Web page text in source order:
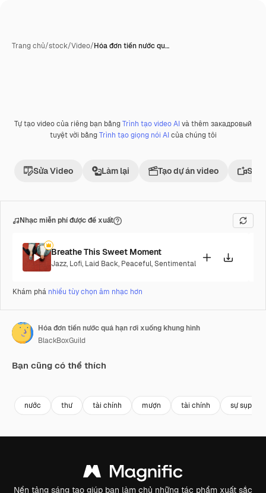
Trang chủ/stock/Video/Hóa đơn tiền nước qu…
Phần thưởng
Tự tạo video của riêng bạn bằngTrình tạo video AIvà thêm закадровый
tuyệt vời bằngTrình tạo giọng nói AIcủa chúng tôi
Sửa Video Làm lại Tạo dự án video Sử
Nhạc miễn phí được đề xuất
Breathe This Sweet Moment
Jazz, Lofi, Laid Back, Peaceful,Sentimental
Khám phá nhiều tùy chọn âm nhạc hơn
Hóa đơn tiền nước quá hạn rơi xuống khung hình
BlackBoxGuild
Bạn cũng có thể thích
nước thư tài chính mượn tài chính sự sụp đổ
Nền tảng sáng tạo giúp bạn làm chủ những tác phẩm xuất sắc